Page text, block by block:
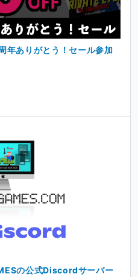
年ありがとう！セール参加
の公式Discordサーバー